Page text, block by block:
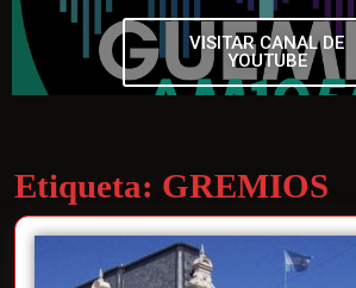
VISITAR CANAL DE
YOUTUBE
Etiqueta: GREMIOS